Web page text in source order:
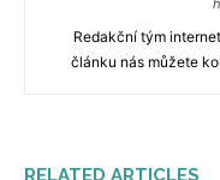
Redakční tým
článku nás můžete
RELATED ARTICLES